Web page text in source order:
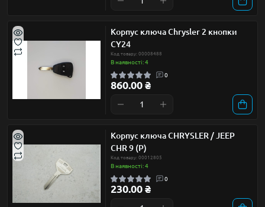
Корпус ключа Chrysler 2 кнопки
CY24
Код товару: 00008488
В наявності: 4
0
860.00 ₴
Корпус ключа CHRYSLER / JEEP
CHR 9 (P)
Код товару: 00012805
В наявності: 4
0
230.00 ₴